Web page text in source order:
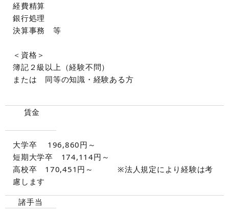
経費精算
銀行処理
決算事務 等
＜資格＞
簿記２級以上（経験不問）
または 同等の知識・経験ある方
賃金
大学卒 196,860円～
短期大学卒 174,114円～
高校卒 170,451円～ ※法人規定により経験は考
慮します
諸手当